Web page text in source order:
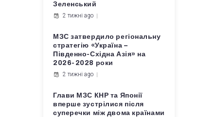
Зеленський
2 тижні ago
МЗС затвердило регіональну
стратегію «Україна –
Південно-Східна Азія» на
2026-2028 роки
2 тижні ago
Глави МЗС КНР та Японії
вперше зустрілися після
суперечки між двома країнами